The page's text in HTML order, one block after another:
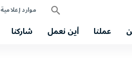
موارد إعلامية
عملنا أين نعمل شاركنا